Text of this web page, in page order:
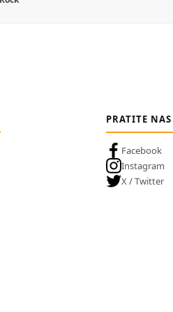
PRATITE NAS
Facebook
Instagram
X / Twitter